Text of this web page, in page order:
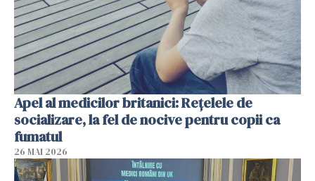
Apel al medicilor britanici: Reţelele de
socializare, la fel de nocive pentru copii ca
fumatul
26 MAI 2026